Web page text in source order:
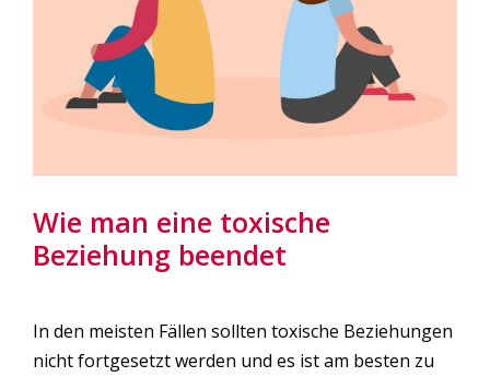
Wie man eine toxische
Beziehung beendet
In den meisten Fällen sollten toxische Beziehungen
nicht fortgesetzt werden und es ist am besten zu